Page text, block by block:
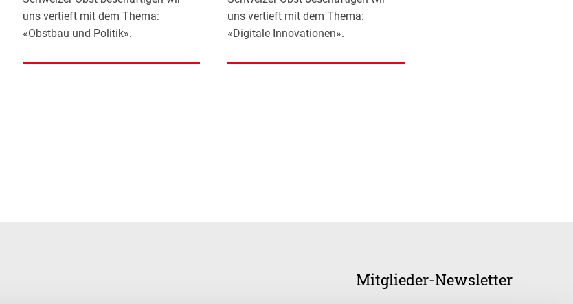
uns vertieft mit dem Thema:
«Obstbau und Politik».
uns vertieft mit dem Thema:
«Digitale Innovationen».
Mitglieder-Newsletter